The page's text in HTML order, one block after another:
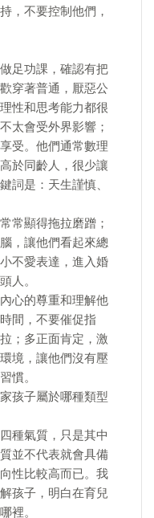
，不要控制他們，
足功課，確認有把
穿著普通，厭惡公
性和思考能力都很
太會受外界影響；
受。他們通常數理
於同齡人，很少讓
詞是：天生謹慎、
常顯得拖拉磨蹭；
，讓他們看起來總
不愛表達，進入婚
人。
心的尊重和理解他
間，不要催促指
；多正面肯定，激
境，讓他們沒有壓
慣。
孩子屬於哪種類型
種氣質，只是其中
並不代表就會具備
性比較高而已。我
孩子，明白在育兒
裡。